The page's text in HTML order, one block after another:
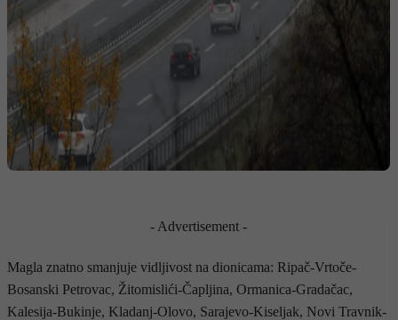
- Advertisement -
Magla znatno smanjuje vidljivost na dionicama: Ripač-Vrtoče-
Bosanski Petrovac, Žitomislići-Čapljina, Ormanica-Gradačac,
Kalesija-Bukinje, Kladanj-Olovo, Sarajevo-Kiseljak, Novi Travnik-